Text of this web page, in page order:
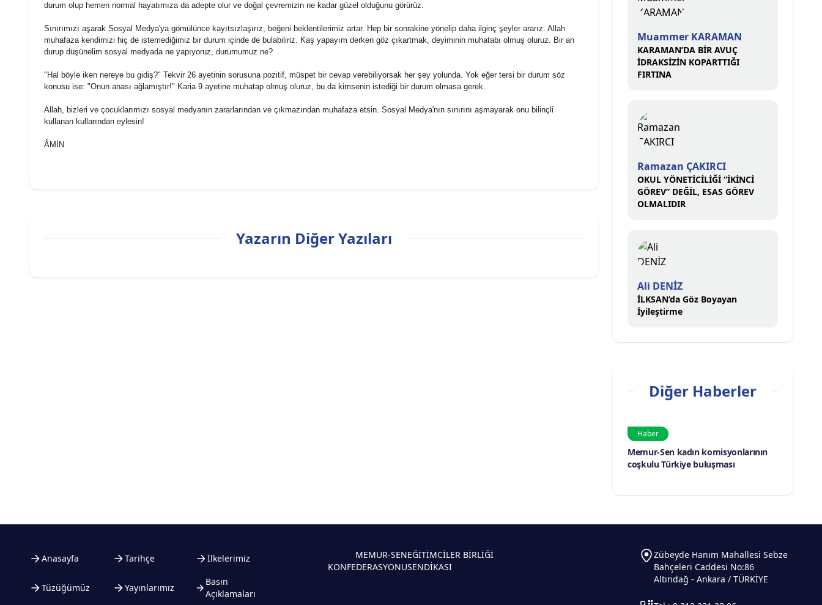
durum olup hemen normal hayatımıza da adepte olur ve doğal çevremizin ne kadar güzel olduğunu görürüz.
Sınırımızı aşarak Sosyal Medya'ya gömülünce kayıtsızlaşırız, beğeni beklentilerimiz artar. Hep bir sonrakine yönelip daha ilginç şeyler ararız. Allah
muhafaza kendimizi hiç de istemediğimiz bir durum içinde de bulabiliriz. Kaş yapayım derken göz çıkartmak, deyiminin muhatabı olmuş oluruz. Bir an
durup düşünelim sosyal medyadane yapıyoruz, durumumuz ne?
"Hal böyle iken nereye bu gidiş?" Tekvir 26 ayetinin sorusuna pozitif, müspet bir cevap verebiliyorsak her şey yolunda. Yok eğer tersi bir durum söz
konusu ise: "Onun anası ağlamıştır!" Karia 9 ayetine muhatap olmuş oluruz, bu da kimsenin istediği bir durum olmasa gerek.
Allah, bizleri ve çocuklarımızı sosyal medyanın zararlarından ve çıkmazından muhafaza etsin. Sosyal Medya'nın sınırını aşmayarak onu bilinçli
kullanan kullarından eylesin!
ÂMİN
Yazarın Diğer Yazıları
Muammer KARAMAN
KARAMAN’DA BİR AVUÇ
İDRAKSİZİN KOPARTTIĞI
FIRTINA
Ramazan ÇAKIRCI
OKUL YÖNETİCİLİĞİ “İKİNCİ
GÖREV” DEĞİL, ESAS GÖREV
OLMALIDIR
Ali DENİZ
İLKSAN’da Göz Boyayan
İyileştirme
Diğer Haberler
Haber
Memur-Sen kadın komisyonlarının
coşkulu Türkiye buluşması
Anasayfa Tarihçe İlkelerimiz
Tüzüğümüz Yayınlarımız
Basın
Açıklamaları
MEMUR-SEN
KONFEDERASYONU
EĞİTİMCİLER BİRLİĞİ
SENDİKASI
Zübeyde Hanım Mahallesi Sebze
Bahçeleri Caddesi No:86
Altındağ - Ankara / TÜRKİYE